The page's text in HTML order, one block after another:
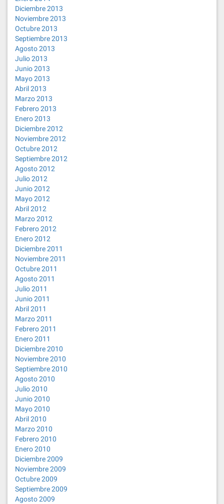
Diciembre 2013
Noviembre 2013
Octubre 2013
Septiembre 2013
Agosto 2013
Julio 2013
Junio 2013
Mayo 2013
Abril 2013
Marzo 2013
Febrero 2013
Enero 2013
Diciembre 2012
Noviembre 2012
Octubre 2012
Septiembre 2012
Agosto 2012
Julio 2012
Junio 2012
Mayo 2012
Abril 2012
Marzo 2012
Febrero 2012
Enero 2012
Diciembre 2011
Noviembre 2011
Octubre 2011
Agosto 2011
Julio 2011
Junio 2011
Abril 2011
Marzo 2011
Febrero 2011
Enero 2011
Diciembre 2010
Noviembre 2010
Septiembre 2010
Agosto 2010
Julio 2010
Junio 2010
Mayo 2010
Abril 2010
Marzo 2010
Febrero 2010
Enero 2010
Diciembre 2009
Noviembre 2009
Octubre 2009
Septiembre 2009
Agosto 2009